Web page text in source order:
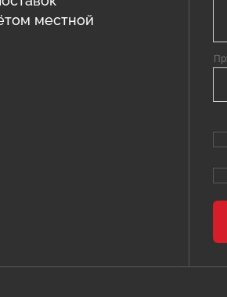
местной